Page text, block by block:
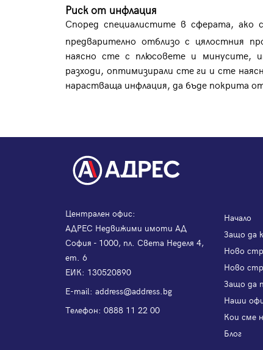
Риск от инфлация
Според специалистите в сферата, ако
предварително отблизо с цялостния
наясно сте с плюсовете и минусите,
разходи, оптимизирали сте ги и сте
нарастваща инфлация, да бъде покрита
Централен офис:
АДРЕС Недвижими имоти АД
София - 1000, пл. Света Неделя 4,
ет. 6
ЕИК: 130520890
Е-mail: address@address.bg
Телефон: 0888 11 22 00
Начало
Защо да
Ново
Ново
Защо да
Наши
Кои сме
Блог